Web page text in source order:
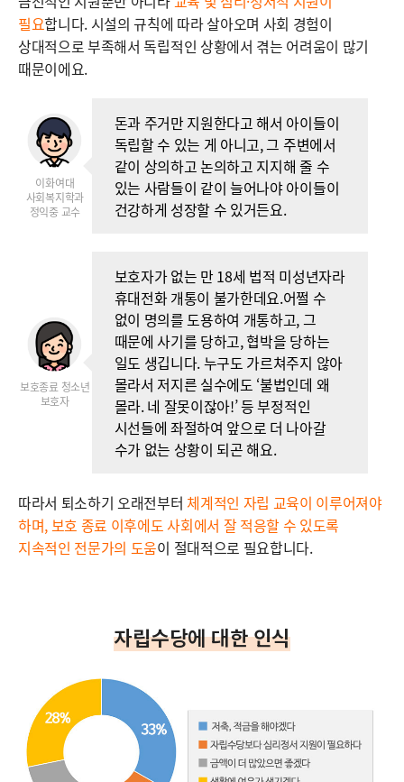
필요합니다. 시설의 규칙에 따라 살아오며 사회 경험이
상대적으로 부족해서 독립적인 상황에서 겪는 어려움이 많기
때문이에요.
이화여대
사회복지학과
정익중 교수
돈과 주거만 지원한다고 해서 아이들이
독립할 수 있는 게 아니고, 그 주변에서
같이 상의하고 논의하고 지지해 줄 수
있는 사람들이 같이 늘어나야 아이들이
건강하게 성장할 수 있거든요.
보호종료 청소년
보호자
보호자가 없는 만 18세 법적 미성년자라
휴대전화 개통이 불가한데요.어쩔 수
없이 명의를 도용하여 개통하고, 그
때문에 사기를 당하고, 협박을 당하는
일도 생깁니다. 누구도 가르쳐주지 않아
몰라서 저지른 실수에도 ‘불법인데 왜
몰라. 네 잘못이잖아!’ 등 부정적인
시선들에 좌절하여 앞으로 더 나아갈
수가 없는 상황이 되곤 해요.
따라서 퇴소하기 오래전부터 체계적인 자립 교육이 이루어져야
하며, 보호 종료 이후에도 사회에서 잘 적응할 수 있도록
지속적인 전문가의 도움이 절대적으로 필요합니다.
자립수당에 대한 인식